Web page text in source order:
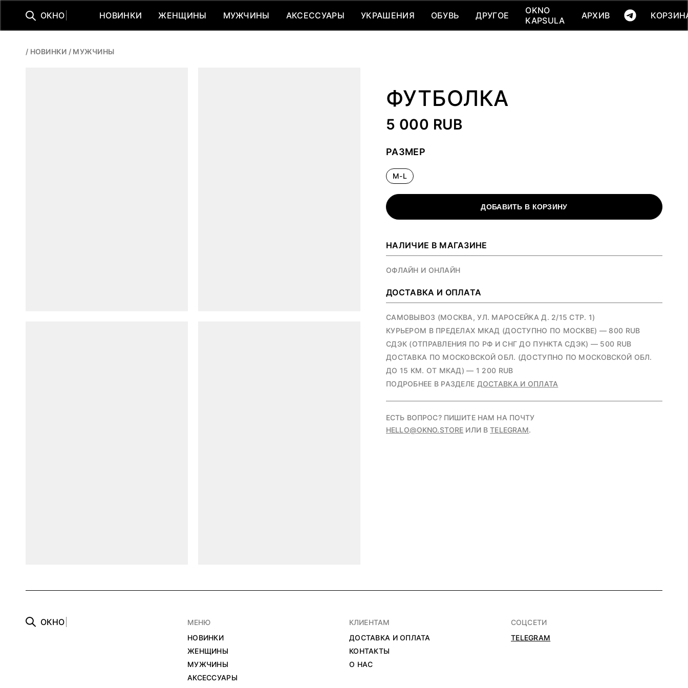
ОКНО НОВИНКИ
НОВИНКИ ЖЕНЩИНЫ
ЖЕНЩИНЫ МУЖЧИНЫ
МУЖЧИНЫ АКСЕССУАРЫ
АКСЕССУАРЫ УКРАШЕНИЯ
УКРАШЕНИЯ ОБУВЬ
ОБУВЬ ДРУГОЕ
ДРУГОЕ
OKNO
KAPSULA
OKNO
KAPSULA
АРХИВ
АРХИВ
КОРЗИНА(
/ НОВИНКИ / МУЖЧИНЫ
ФУТБОЛКА
5 000 RUB
РАЗМЕР
M-L
ДОБАВИТЬ В КОРЗИНУ
НАЛИЧИЕ В МАГАЗИНЕ
ОФЛАЙН И ОНЛАЙН
ДОСТАВКА И ОПЛАТА
САМОВЫВОЗ (МОСКВА, УЛ. МАРОСЕЙКА Д. 2/15 СТР. 1)
КУРЬЕРОМ В ПРЕДЕЛАХ МКАД (ДОСТУПНО ПО МОСКВЕ) — 800 RUB
СДЭК (ОТПРАВЛЕНИЯ ПО РФ И СНГ ДО ПУНКТА СДЭК) — 500 RUB
ДОСТАВКА ПО МОСКОВСКОЙ ОБЛ. (ДОСТУПНО ПО МОСКОВСКОЙ ОБЛ.
ДО 15 КМ. ОТ МКАД) — 1 200 RUB
ПОДРОБНЕЕ В РАЗДЕЛЕ ДОСТАВКА И ОПЛАТА
ЕСТЬ ВОПРОС? ПИШИТЕ НАМ НА ПОЧТУ
HELLO@OKNO.STORE ИЛИ ВTELEGRAM.
ОКНО
МЕНЮ
НОВИНКИ
ЖЕНЩИНЫ
МУЖЧИНЫ
АКСЕССУАРЫ
КЛИЕНТАМ
ДОСТАВКА И ОПЛАТА
КОНТАКТЫ
О НАС
СОЦСЕТИ
TELEGRAM